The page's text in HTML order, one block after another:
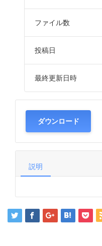
ファイル数
投稿日
最終更新日時
ダウンロード
説明